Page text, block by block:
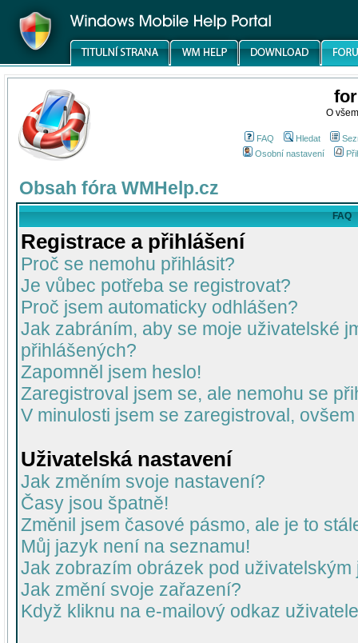
O
FAQ Hledat
Osobní nastavení
Obsah fóra WMHelp.cz
FAQ
Registrace a přihlášení
Proč se nemohu přihlásit?
Je vůbec potřeba se registrovat?
Proč jsem automaticky odhlášen?
Jak zabráním, aby se moje uživatelské
přihlášených?
Zapomněl jsem heslo!
Zaregistroval jsem se, ale nemohu se
V minulosti jsem se zaregistroval,
Uživatelská nastavení
Jak změním svoje nastavení?
Časy jsou špatně!
Změnil jsem časové pásmo, ale je to
Můj jazyk není na seznamu!
Jak zobrazím obrázek pod uživatelským
Jak změní svoje zařazení?
Když kliknu na e-mailový odkaz